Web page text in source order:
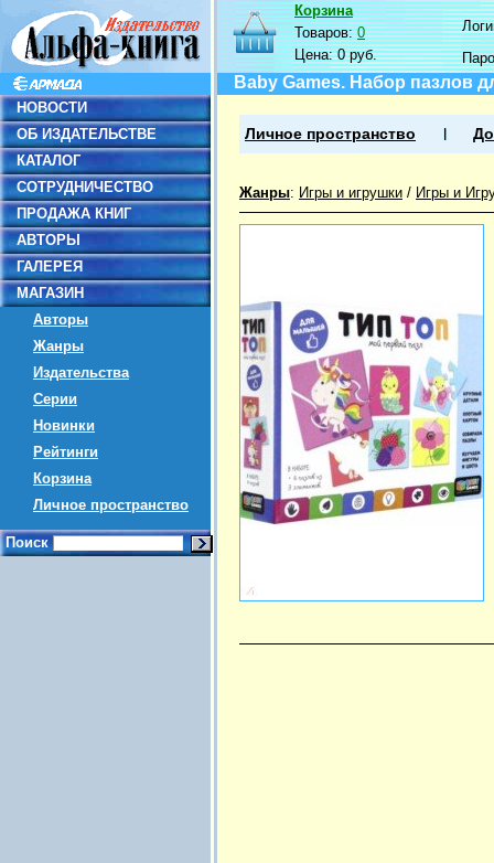
НОВОСТИ
ОБ ИЗДАТЕЛЬСТВЕ
КАТАЛОГ
СОТРУДНИЧЕСТВО
ПРОДАЖА КНИГ
АВТОРЫ
ГАЛЕРЕЯ
МАГАЗИН
Авторы
Жанры
Издательства
Серии
Новинки
Рейтинги
Корзина
Личное пространство
Поиск
Корзина
Товаров:0
Цена:0 руб.
Baby Games. Набор пазлов
Личное пространство
Жанры: Игры и игрушки / Игры и